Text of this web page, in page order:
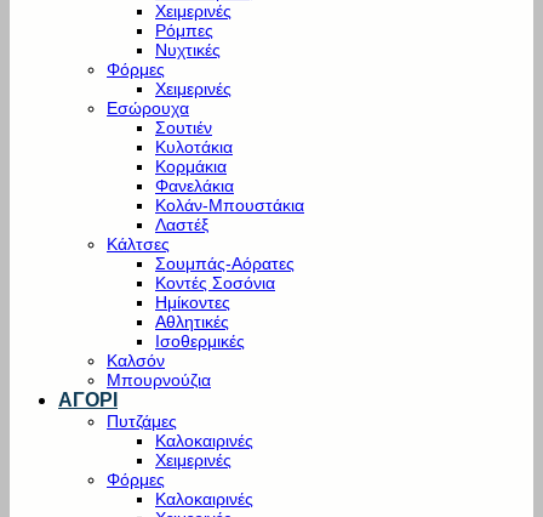
Χειμερινές
Ρόμπες
Νυχτικές
Φόρμες
Χειμερινές
Εσώρουχα
Σουτιέν
Κυλοτάκια
Κορμάκια
Φανελάκια
Κολάν-Μπουστάκια
Λαστέξ
Κάλτσες
Σουμπάς-Αόρατες
Κοντές Σοσόνια
Ημίκοντες
Αθλητικές
Ισοθερμικές
Καλσόν
Μπουρνούζια
ΑΓΟΡΙ
Πυτζάμες
Καλοκαιρινές
Χειμερινές
Φόρμες
Καλοκαιρινές